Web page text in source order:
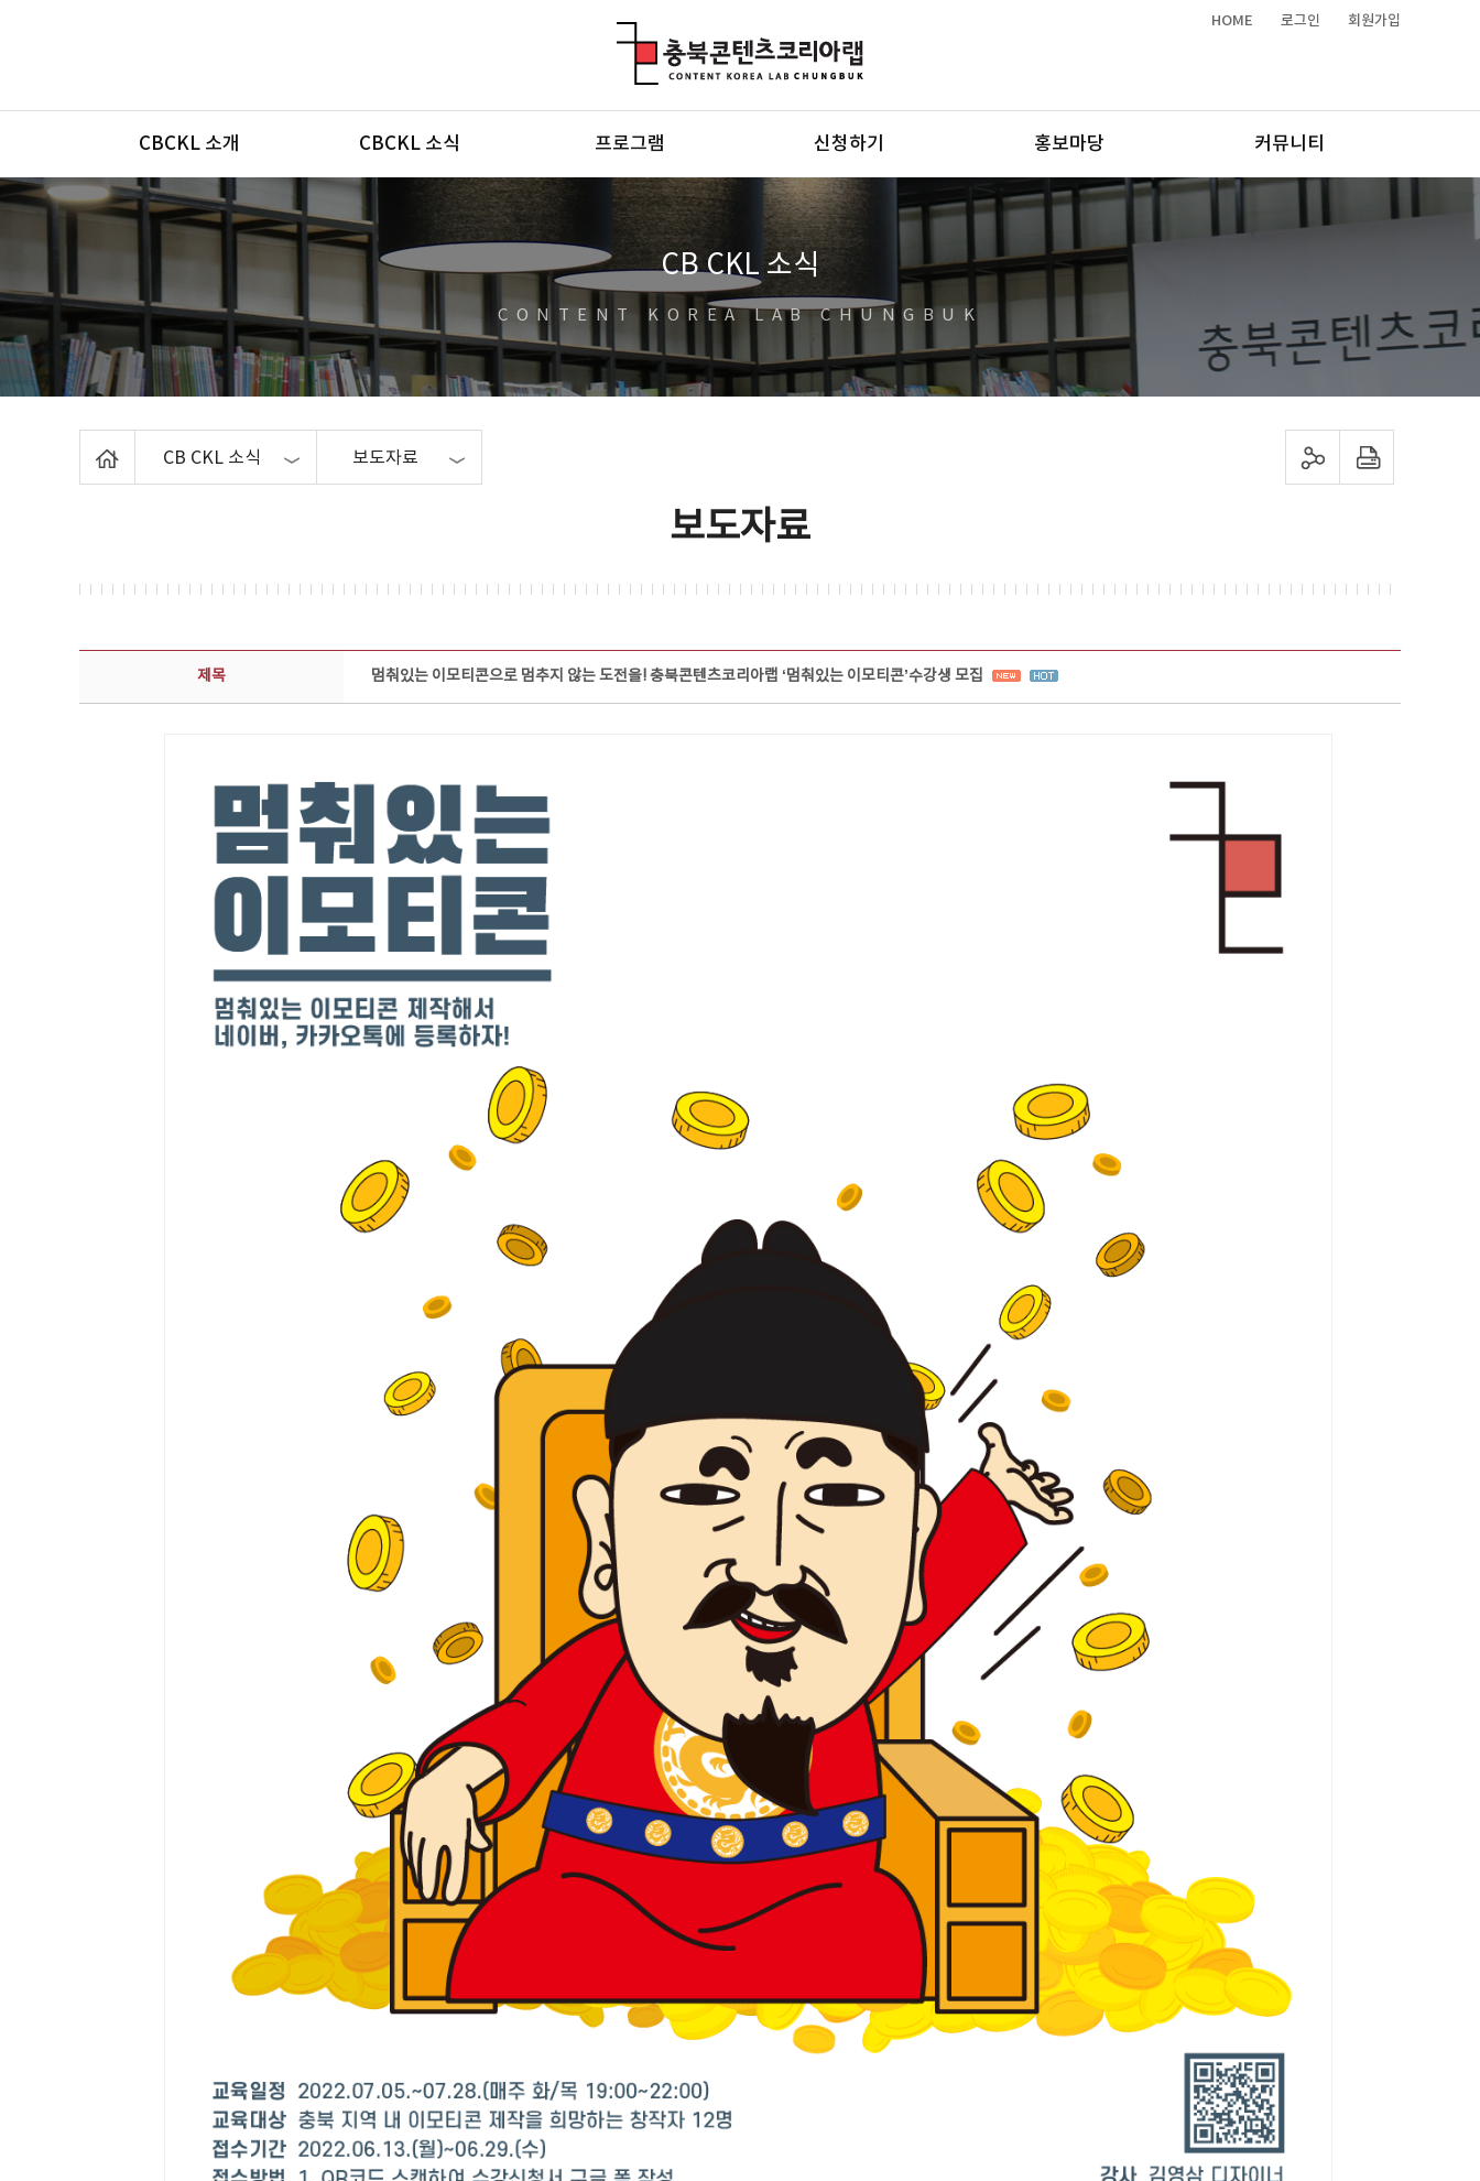
HOME 로그인 회원가입
메뉴
CBCKL 소개 CBCKL 소식 프로그램 신청하기 홍보마당 커뮤니티
CB CKL 소식
CONTENT KOREA LAB CHUNGBUK
CB CKL 소식 보도자료 sns 공유하기 프린트하기
보도자료
보도자료 상세보기 - 제목, 담당부서, 담당자, 담당연락처, 내용, 첨부파일 정보 제공
제목 멈춰있는 이모티콘으로 멈추지 않는 도전을! 충북콘텐츠코리아랩 ‘멈춰있는 이모티콘’수강생 모집